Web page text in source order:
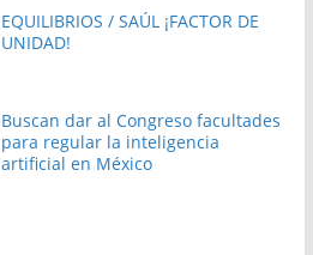
EQUILIBRIOS / SAÚL ¡FACTOR DE
UNIDAD!
Buscan dar al Congreso facultades
para regular la inteligencia
artificial en México